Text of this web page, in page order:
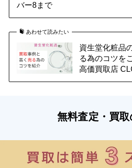
バー8まで
あわせて読みたい
資生堂化粧品
る為のコツを
高価買取店
無料査定・買